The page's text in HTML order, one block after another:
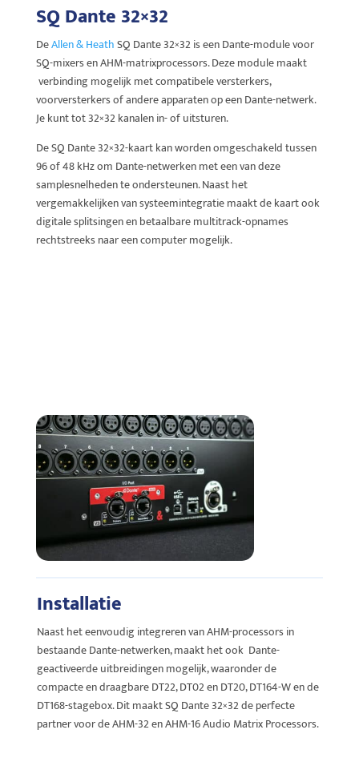
SQ Dante 32×32
DeAllen & HeathSQ Dante 32×32 is een Dante-module voor
SQ-mixers en AHM-matrixprocessors. Deze module maakt
verbinding mogelijk met compatibele versterkers,
voorversterkers of andere apparaten op een Dante-netwerk.
Je kunt tot 32×32 kanalen in- of uitsturen.
De SQ Dante 32×32-kaart kan worden omgeschakeld tussen
96 of 48 kHz om Dante-netwerken met een van deze
samplesnelheden te ondersteunen. Naast het
vergemakkelijken van systeemintegratie maakt de kaart ook
digitale splitsingen en betaalbare multitrack-opnames
rechtstreeks naar een computer mogelijk.
Installatie
Naast het eenvoudig integreren van AHM-processors in
bestaande Dante-netwerken, maakt het ook Dante-
geactiveerde uitbreidingen mogelijk, waaronder de
compacte en draagbare DT22, DT02 en DT20, DT164-W en de
DT168-stagebox. Dit maakt SQ Dante 32×32 de perfecte
partner voor de AHM-32 en AHM-16 Audio Matrix Processors.